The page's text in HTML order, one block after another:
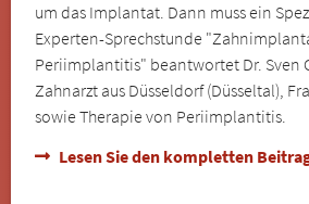
um das Implantat. Dann muss ein
Experten-Sprechstunde
Periimplantitis" beantwortet Dr. Sven
Zahnarzt aus Düsseldorf (Düsseltal),
sowie Therapie von Periimplantitis.
Lesen Sie den kompletten